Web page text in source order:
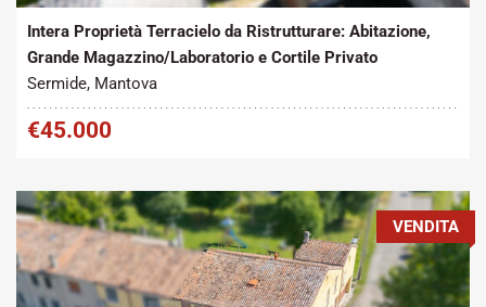
Intera Proprietà Terracielo da Ristrutturare: Abitazione,
Grande Magazzino/Laboratorio e Cortile Privato
Sermide, Mantova
€45.000
VENDITA